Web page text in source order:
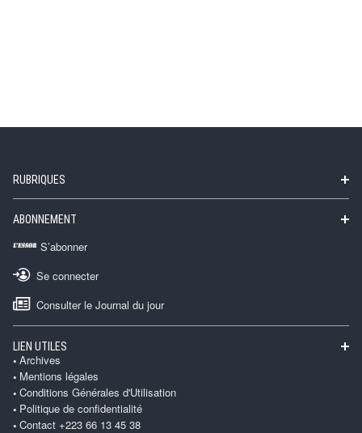
RUBRIQUES
ABONNEMENT
S’abonner
Se connecter
Consulter le Journal du jour
LIEN UTILES
Archives
Mentions légales
Conditions Générales d'Utilisation
Politique de confidentialité
Contact +223 66 13 45 38